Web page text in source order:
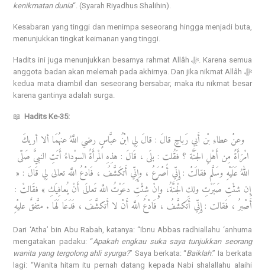
kenikmatan dunia“. (Syarah Riyadhus Shalihin).
Kesabaran yang tinggi dan menimpa seseorang hingga menjadi buta,
menunjukkan tingkat keimanan yang tinggi.
Hadits ini juga menunjukkan besarnya rahmat Allâh ﷻ. Karena semua
anggota badan akan melemah pada akhirnya. Dan jika nikmat Allâh ﷻ
kedua mata diambil dan seseorang bersabar, maka itu nikmat besar
karena gantinya adalah surga.
📖 Hadits Ke-35:
وعنْ عطاءِ بْن أَبي رَباحٍ قالَ : قالَ لِي ابْنُ عبَّاسٍ رضي اللَّهُ عنهُمَا ألا أريكَ
امْرَأَةً مِن أَهْلِ الجَنَّة ؟ فَقُلت : بلَى ، قَالَ : هذِهِ المْرأَةُ السوْداءُ أَتَتِ النبيَّ صَلّى
اللهُ عَلَيْهِ وسَلَّم فقالَتْ : إِنِّي أُصْرَعُ ، وإِنِّي أَتكَشَّفُ ، فَادْعُ اللَّه تعالى لِي قَالَ : «
إِن شئْتِ صَبَرْتِ ولكِ الْجنَّةُ، وإِنْ شِئْتِ دعَوْتُ اللَّه تَعالَى أَنْ يُعافِيَكِ » فقَالتْ :
أَصْبرُ ، فَقالت : إِنِّي أَتَكشَّفُ ، فَادْعُ اللَّه أَنْ لا أَتكشَّفَ ، فَدَعَا لَهَا . متَّفقٌ عليْهِ
Dari ‘Atha’ bin Abu Rabah, katanya: “Ibnu Abbas radhiallahu ‘anhuma
mengatakan padaku: “Apakah engkau suka saya tunjukkan seorang
wanita yang tergolong ahli syurga?” Saya berkata: “Baiklah.” Ia berkata
lagi: “Wanita hitam itu pernah datang kepada Nabi shalallahu alaihi